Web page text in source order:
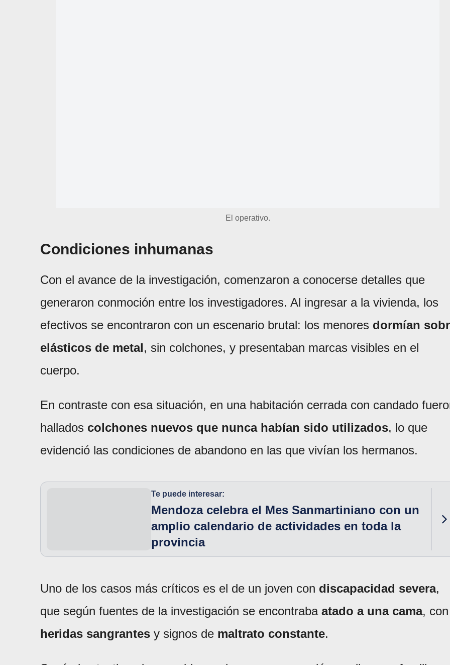
El operativo.
Condiciones inhumanas
Con el avance de la investigación, comenzaron a conocerse detalles que
generaron conmoción entre los investigadores. Al ingresar a la vivienda, los
efectivos se encontraron con un escenario brutal: los menores dormían
elásticos de metal, sin colchones, y presentaban marcas visibles en el
cuerpo.
En contraste con esa situación, en una habitación cerrada con candado
hallados colchones nuevos que nunca habían sido utilizados, lo que
evidenció las condiciones de abandono en las que vivían los hermanos.
Te puede interesar:
Mendoza celebra el Mes Sanmartiniano con un
amplio calendario de actividades en toda la
provincia
Uno de los casos más críticos es el de un joven con discapacidad severa,
que según fuentes de la investigación se encontraba atado a una cama, con
heridas sangrantes y signos de maltrato constante.